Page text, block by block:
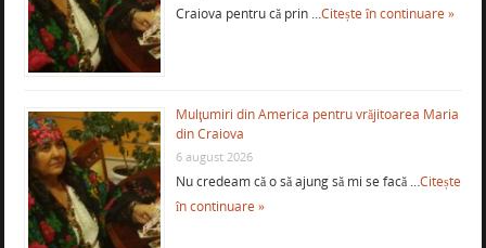
Craiova pentru că prin …Citește în continuare »
Mulţumiri din America pentru vrăjitoarea Maria
din Craiova
6 august 2026
Nu credeam că o să ajung să mi se facă …Citește
în continuare »